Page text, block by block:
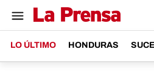
LO ÚLTIMO HONDURAS